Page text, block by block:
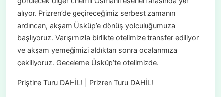
alıyor. Prizren’de geçireceğimiz serbest zamanın
ardından, akşam Üsküp’e dönüş yolculuğumuza
başlıyoruz. Varışımızla birlikte otelimize transfer ediliyor
ve akşam yemeğimizi aldıktan sonra odalarımıza
çekiliyoruz. Geceleme Üsküp’te otelimizde.
Priştine Turu DAHİL! | Prizren Turu DAHİL!